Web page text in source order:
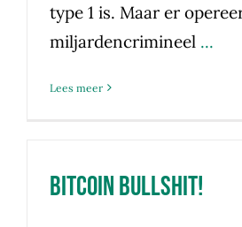
type 1 is. Maar er
miljardencrimineel ...
Lees meer
Bitcoin Bullshit!